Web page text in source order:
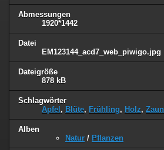
Abmessungen
1920*1442
Datei
EM123144_acd7_web_piwigo.jpg
Dateigröße
878 kB
Schlagwörter
Apfel, Blüte, Frühling, Holz, Zaun
Alben
Natur / Pflanzen